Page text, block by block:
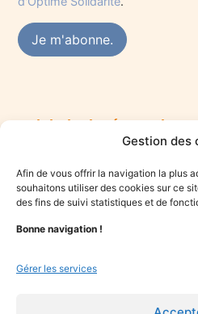
Gestion des
Afin de vous offrir la navigation la plus
souhaitons utiliser des cookies sur ce
des fins de suivi statistiques et de
Bonne navigation !
Gérer les services
Rejoindre le réseau des
engager dans une démarche
Optime.